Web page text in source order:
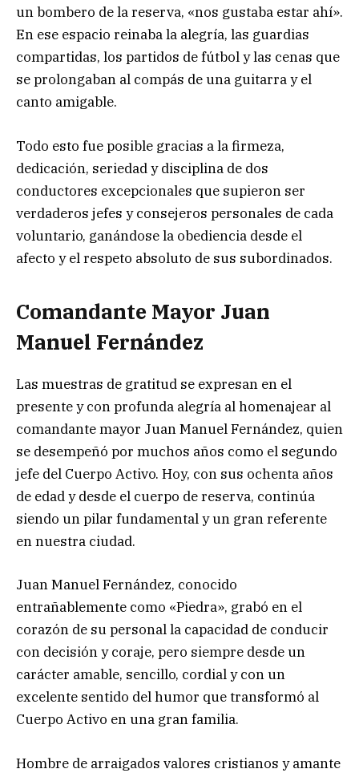
un bombero de la reserva, «nos gustaba estar ahí».
En ese espacio reinaba la alegría, las guardias
compartidas, los partidos de fútbol y las cenas que
se prolongaban al compás de una guitarra y el
canto amigable.
Todo esto fue posible gracias a la firmeza,
dedicación, seriedad y disciplina de dos
conductores excepcionales que supieron ser
verdaderos jefes y consejeros personales de cada
voluntario, ganándose la obediencia desde el
afecto y el respeto absoluto de sus subordinados.
Comandante Mayor Juan
Manuel Fernández
Las muestras de gratitud se expresan en el
presente y con profunda alegría al homenajear al
comandante mayor Juan Manuel Fernández, quien
se desempeñó por muchos años como el segundo
jefe del Cuerpo Activo. Hoy, con sus ochenta años
de edad y desde el cuerpo de reserva, continúa
siendo un pilar fundamental y un gran referente
en nuestra ciudad.
Juan Manuel Fernández, conocido
entrañablemente como «Piedra», grabó en el
corazón de su personal la capacidad de conducir
con decisión y coraje, pero siempre desde un
carácter amable, sencillo, cordial y con un
excelente sentido del humor que transformó al
Cuerpo Activo en una gran familia.
Hombre de arraigados valores cristianos y amante